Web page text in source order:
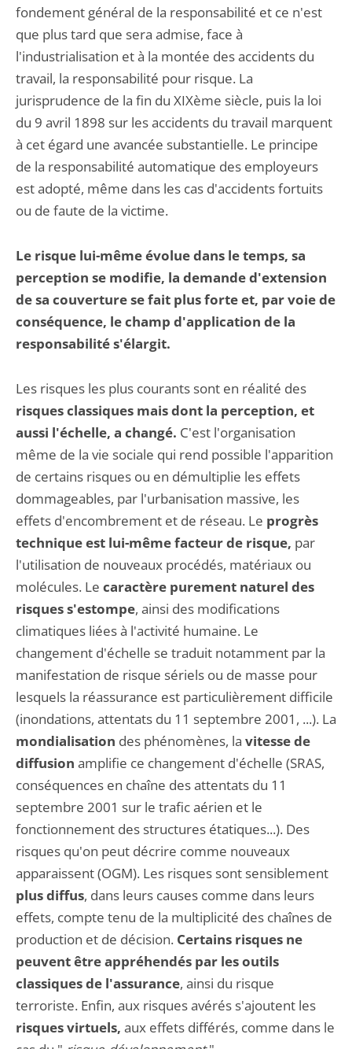
fondement général de la responsabilité et ce n'est
que plus tard que sera admise, face à
l'industrialisation et à la montée des accidents du
travail, la responsabilité pour risque. La
jurisprudence de la fin du XIXème siècle, puis la loi
du 9 avril 1898 sur les accidents du travail marquent
à cet égard une avancée substantielle. Le principe
de la responsabilité automatique des employeurs
est adopté, même dans les cas d'accidents fortuits
ou de faute de la victime.
Le risque lui-même évolue dans le temps, sa
perception se modifie, la demande d'extension
de sa couverture se fait plus forte et, par voie de
conséquence, le champ d'application de la
responsabilité s'élargit.
Les risques les plus courants sont en réalité des
risques classiques mais dont la perception, et
aussi l'échelle, a changé. C'est l'organisation
même de la vie sociale qui rend possible l'apparition
de certains risques ou en démultiplie les effets
dommageables, par l'urbanisation massive, les
effets d'encombrement et de réseau. Le progrès
technique est lui-même facteur de risque, par
l'utilisation de nouveaux procédés, matériaux ou
molécules. Le caractère purement naturel des
risques s'estompe, ainsi des modifications
climatiques liées à l'activité humaine. Le
changement d'échelle se traduit notamment par la
manifestation de risque sériels ou de masse pour
lesquels la réassurance est particulièrement difficile
(inondations, attentats du 11 septembre 2001, ...). La
mondialisation des phénomènes, la vitesse de
diffusion amplifie ce changement d'échelle (SRAS,
conséquences en chaîne des attentats du 11
septembre 2001 sur le trafic aérien et le
fonctionnement des structures étatiques...). Des
risques qu'on peut décrire comme nouveaux
apparaissent (OGM). Les risques sont sensiblement
plus diffus, dans leurs causes comme dans leurs
effets, compte tenu de la multiplicité des chaînes de
production et de décision. Certains risques ne
peuvent être appréhendés par les outils
classiques de l'assurance, ainsi du risque
terroriste. Enfin, aux risques avérés s'ajoutent les
risques virtuels, aux effets différés, comme dans le